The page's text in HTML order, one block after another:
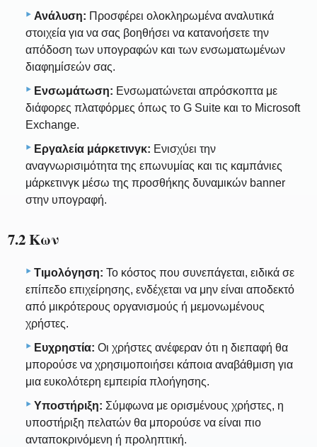
Ανάλυση: Προσφέρει ολοκληρωμένα αναλυτικά
στοιχεία για να σας βοηθήσει να κατανοήσετε την
απόδοση των υπογραφών και των ενσωματωμένων
διαφημίσεών σας.
Ενσωμάτωση: Ενσωματώνεται απρόσκοπτα με
διάφορες πλατφόρμες όπως το G Suite και το Microsoft
Exchange.
Εργαλεία μάρκετινγκ: Ενισχύει την
αναγνωρισιμότητα της επωνυμίας και τις καμπάνιες
μάρκετινγκ μέσω της προσθήκης δυναμικών banner
στην υπογραφή.
7.2 Κων
Τιμολόγηση: Το κόστος που συνεπάγεται, ειδικά σε
επίπεδο επιχείρησης, ενδέχεται να μην είναι αποδεκτό
από μικρότερους οργανισμούς ή μεμονωμένους
χρήστες.
Ευχρηστία: Οι χρήστες ανέφεραν ότι η διεπαφή θα
μπορούσε να χρησιμοποιήσει κάποια αναβάθμιση για
μια ευκολότερη εμπειρία πλοήγησης.
Υποστήριξη: Σύμφωνα με ορισμένους χρήστες, η
υποστήριξη πελατών θα μπορούσε να είναι πιο
ανταποκρινόμενη ή προληπτική.